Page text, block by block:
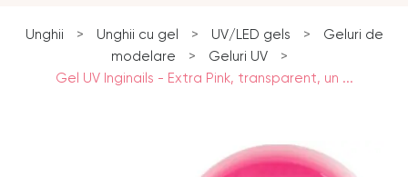
Unghii > Unghii cu gel > UV/LED gels >
Geluri de
modelare
> Geluri UV
>
Gel UV Inginails - Extra Pink, transparent, un ...